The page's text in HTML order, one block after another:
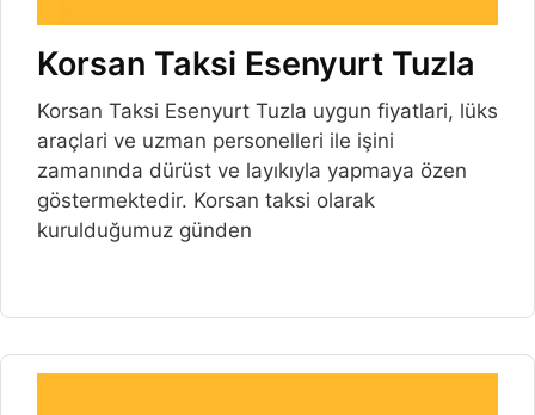
Korsan Taksi Esenyurt Tuzla
Korsan Taksi Esenyurt Tuzla uygun fiyatlari, lüks
araçlari ve uzman personelleri ile işini
zamanında dürüst ve layıkıyla yapmaya özen
göstermektedir. Korsan taksi olarak
kurulduğumuz günden